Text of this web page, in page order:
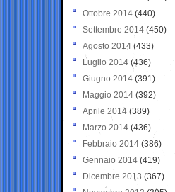
Ottobre 2014 (440)
Settembre 2014 (450)
Agosto 2014 (433)
Luglio 2014 (436)
Giugno 2014 (391)
Maggio 2014 (392)
Aprile 2014 (389)
Marzo 2014 (436)
Febbraio 2014 (386)
Gennaio 2014 (419)
Dicembre 2013 (367)